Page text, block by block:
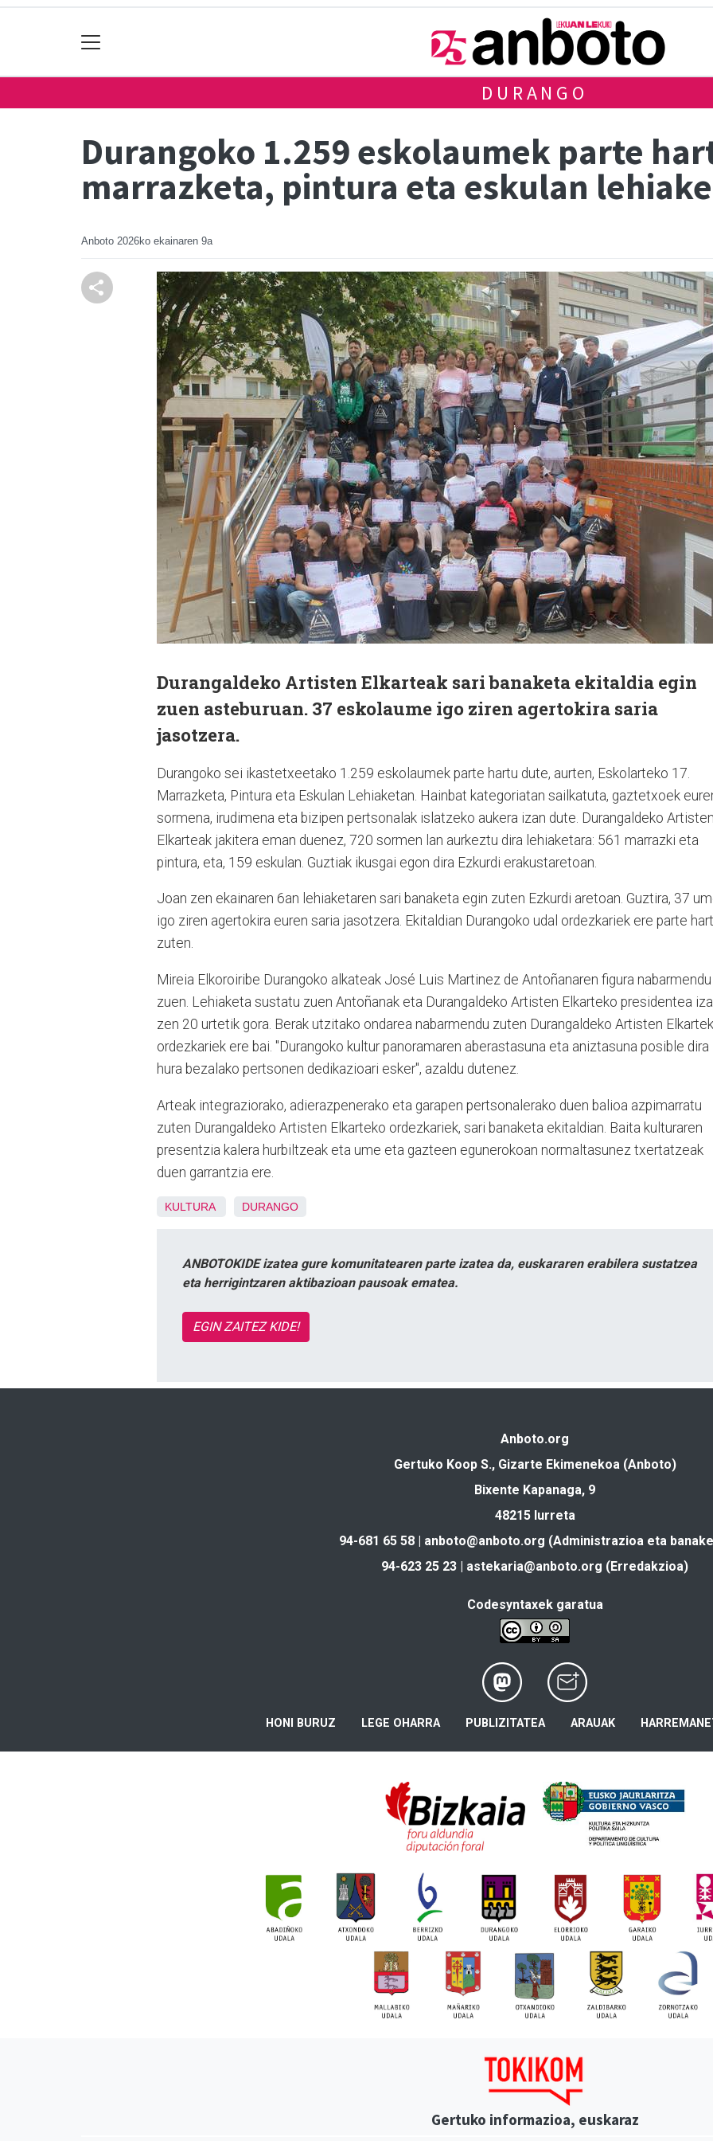
DURANGO
Durangoko 1.259 eskolaumek parte
marrazketa, pintura eta eskulan
Anboto 2026ko ekainaren 9a
Durangaldeko Artisten Elkarteak sari banaketa ekitaldia egin
zuen asteburuan. 37 eskolaume igo ziren agertokira saria
jasotzera.
Durangoko sei ikastetxeetako 1.259 eskolaumek parte hartu dute, aurten, Eskolarteko 17.
Marrazketa, Pintura eta Eskulan Lehiaketan. Hainbat kategoriatan sailkatuta, gaztetxoek
sormena, irudimena eta bizipen pertsonalak islatzeko aukera izan dute. Durangaldeko Artisten
Elkarteak jakitera eman duenez, 720 sormen lan aurkeztu dira lehiaketara: 561 marrazki eta
pintura, eta, 159 eskulan. Guztiak ikusgai egon dira Ezkurdi erakustaretoan.
Joan zen ekainaren 6an lehiaketaren sari banaketa egin zuten Ezkurdi aretoan. Guztira, 37
igo ziren agertokira euren saria jasotzera. Ekitaldian Durangoko udal ordezkariek ere parte
zuten.
Mireia Elkoroiribe Durangoko alkateak José Luis Martinez de Antoñanaren figura nabarmendu
zuen. Lehiaketa sustatu zuen Antoñanak eta Durangaldeko Artisten Elkarteko presidentea
zen 20 urtetik gora. Berak utzitako ondarea nabarmendu zuten Durangaldeko Artisten
ordezkariek ere bai. "Durangoko kultur panoramaren aberastasuna eta aniztasuna posible dira
hura bezalako pertsonen dedikazioari esker", azaldu dutenez.
Arteak integraziorako, adierazpenerako eta garapen pertsonalerako duen balioa azpimarratu
zuten Durangaldeko Artisten Elkarteko ordezkariek, sari banaketa ekitaldian. Baita kulturaren
presentzia kalera hurbiltzeak eta ume eta gazteen egunerokoan normaltasunez txertatzeak
duen garrantzia ere.
KULTURA DURANGO
ANBOTOKIDE izatea gure komunitatearen parte izatea da, euskararen erabilera sustatzea
eta herrigintzaren aktibazioan pausoak ematea.
EGIN ZAITEZ KIDE!
Anboto.org
Gertuko Koop S., Gizarte Ekimenekoa (Anboto)
Bixente Kapanaga, 9
48215 Iurreta
94-681 65 58 | anboto@anboto.org (Administrazioa eta
94-623 25 23 | astekaria@anboto.org (Erredakzioa)
Codesyntaxek garatua
HONI BURUZ LEGE OHARRA PUBLIZITATEA ARAUAK
Gertuko informazioa, euskaraz